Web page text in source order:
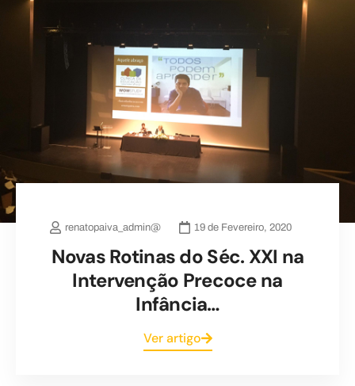
renatopaiva_admin@ 19 de Fevereiro, 2020
Novas Rotinas do Séc. XXI na
Intervenção Precoce na
Infância…
Ver artigo